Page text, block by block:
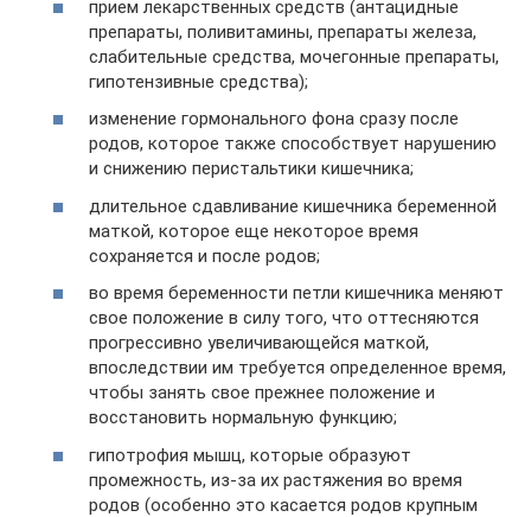
прием лекарственных средств (антацидные
препараты, поливитамины, препараты железа,
слабительные средства, мочегонные препараты,
гипотензивные средства);
изменение гормонального фона сразу после
родов, которое также способствует нарушению
и снижению перистальтики кишечника;
длительное сдавливание кишечника беременной
маткой, которое еще некоторое время
сохраняется и после родов;
во время беременности петли кишечника меняют
свое положение в силу того, что оттесняются
прогрессивно увеличивающейся маткой,
впоследствии им требуется определенное время,
чтобы занять свое прежнее положение и
восстановить нормальную функцию;
гипотрофия мышц, которые образуют
промежность, из-за их растяжения во время
родов (особенно это касается родов крупным